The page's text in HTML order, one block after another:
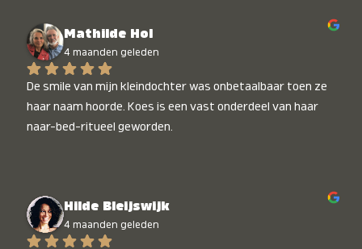
Mathilde Hol
4 maanden geleden
De smile van mijn kleindochter was onbetaalbaar toen ze
haar naam hoorde. Koes is een vast onderdeel van haar
naar-bed-ritueel geworden.
Hilde Bleijswijk
4 maanden geleden